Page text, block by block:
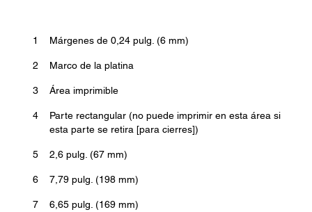
1 Márgenes de 0,24 pulg. (6 mm)
2 Marco de la platina
3 Área imprimible
4
Parte rectangular (no puede imprimir en esta área si
esta parte se retira [para cierres])
5 2,6 pulg. (67 mm)
6 7,79 pulg. (198 mm)
7 6,65 pulg. (169 mm)